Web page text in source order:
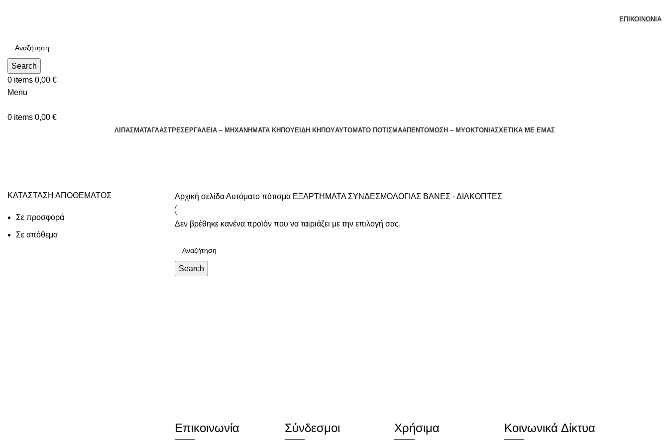
ΕΠΙΚΟΙΝΩΝΊΑ
Search
0 items 0,00 €
Menu
0 items 0,00 €
ΛΙΠΑΣΜΑΤΑΓΛΑΣΤΡΕΣΕΡΓΑΛΕΙΑ – ΜΗΧΑΝΗΜΑΤΑ ΚΗΠΟΥΕΊΔΗ ΚΉΠΟΥΑΥΤΌΜΑΤΟ ΠΌΤΙΣΜΑΑΠΕΝΤΟΜΩΣΗ – ΜΥΟΚΤΟΝΙΑΣΧΕΤΙΚΆ ΜΕ ΕΜΆΣ
ΚΑΤΑΣΤΑΣΗ ΑΠΟΘΕΜΑΤΟΣ
Σε προσφορά
Σε απόθεμα
Αρχική σελίδαΑυτόματο πότισμα ΕΞΑΡΤΗΜΑΤΑ ΣΥΝΔΕΣΜΟΛΟΓΙΑΣ ΒΑΝΕΣ - ΔΙΑΚΟΠΤΕΣ
Δεν βρέθηκε κανένα προϊόν που να ταιριάζει με την επιλογή σας.
Search
Επικοινωνία Σύνδεσμοι Χρήσιμα Κοινωνικά Δίκτυα